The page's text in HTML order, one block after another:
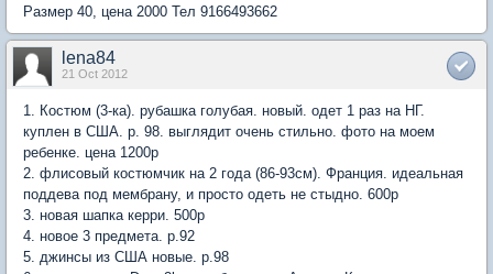
Размер 40, цена 2000 Тел 9166493662
lena84
21 Oct 2012
1. Костюм (3-ка). рубашка голубая. новый. одет 1 раз на НГ.
куплен в США. р. 98. выглядит очень стильно. фото на моем
ребенке. цена 1200р
2. флисовый костюмчик на 2 года (86-93см). Франция. идеальная
поддева под мембрану, и просто одеть не стыдно. 600р
3. новая шапка керри. 500р
4. новое 3 предмета. р.92
5. джинсы из США новые. р.98